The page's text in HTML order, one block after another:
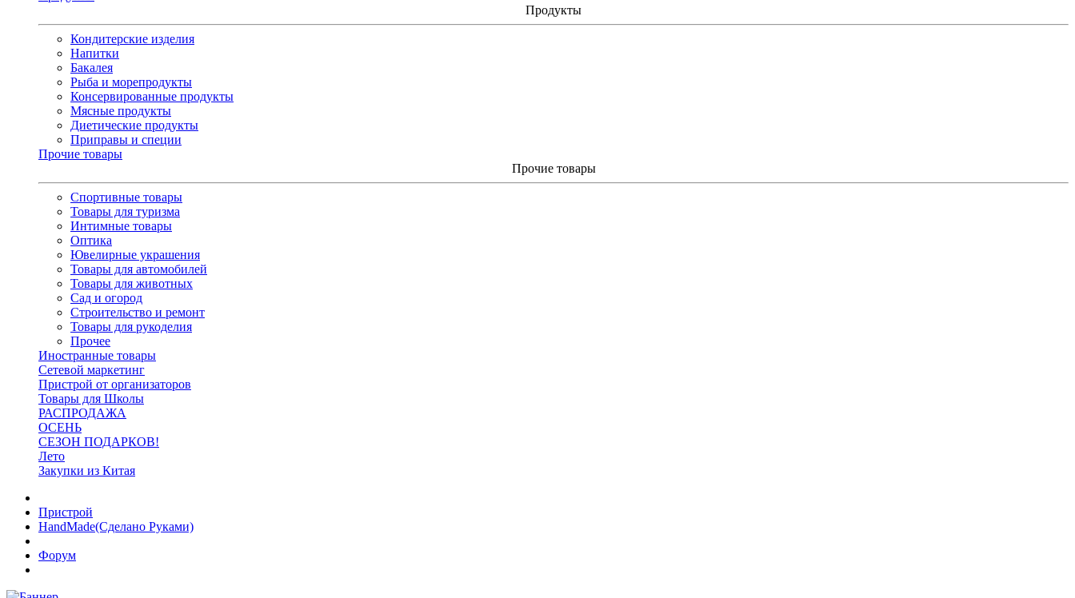
Продукты
Кондитерские изделия
Напитки
Бакалея
Рыба и морепродукты
Консервированные продукты
Мясные продукты
Диетические продукты
Приправы и специи
Прочие товары
Прочие товары
Спортивные товары
Товары для туризма
Интимные товары
Оптика
Ювелирные украшения
Товары для автомобилей
Товары для животных
Сад и огород
Строительство и ремонт
Товары для рукоделия
Прочее
Иностранные товары
Сетевой маркетинг
Пристрой от организаторов
Товары для Школы
РАСПРОДАЖА
ОСЕНЬ
СЕЗОН ПОДАРКОВ!
Лето
Закупки из Китая
Пристрой
HandMade(Сделано Руками)
Форум